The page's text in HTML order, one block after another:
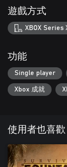
步。
-用獎勵的資金升級
-使用聲望值獲得額
-購買新設備 - 新型
精確的模擬
遊戲的模擬元素非
大量的模擬元素，
後學習複雜的問題
事，最好是自己來
遊戲方式
XBOX Series
功能
Single player
Xbox 成就
使用者也喜歡